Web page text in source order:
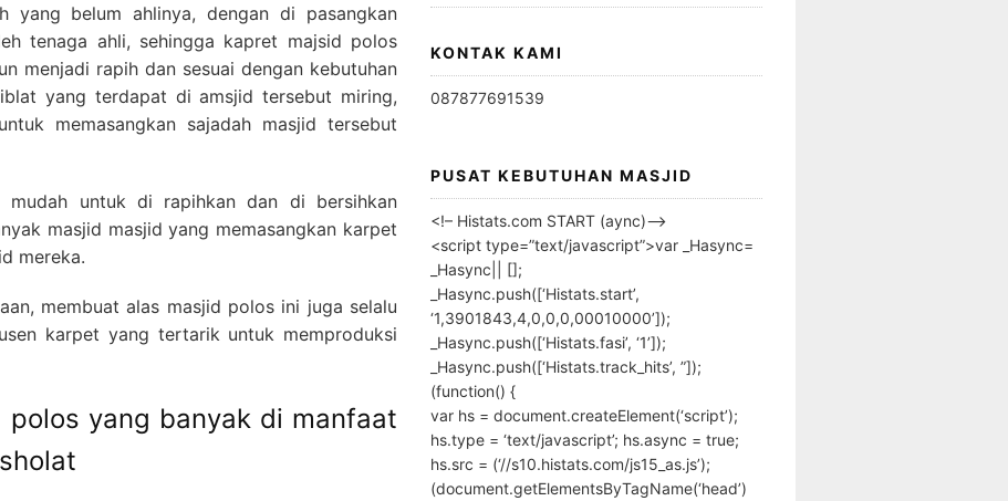
yang belum ahlinya, dengan di pasangkan
tenaga ahli, sehingga kapret majsid polos
menjadi rapih dan sesuai dengan kebutuhan
yang terdapat di amsjid tersebut miring,
memasangkan sajadah masjid tersebut
untuk di rapihkan dan di bersihkan
masjid masjid yang memasangkan karpet
mereka.
membuat alas masjid polos ini juga selalu
karpet yang tertarik untuk memproduksi
yang banyak di manfaat
KONTAK KAMI
087877691539
PUSAT KEBUTUHAN MASJID
<!– Histats.com START (aync)–>
<script type=”text/javascript”>var _Hasync=
_Hasync|| [];
_Hasync.push([‘Histats.start’,
‘1,3901843,4,0,0,0,00010000’]);
_Hasync.push([‘Histats.fasi’, ‘1’]);
_Hasync.push([‘Histats.track_hits’, ”]);
(function() {
var hs = document.createElement(‘script’);
hs.type = ‘text/javascript’; hs.async = true;
hs.src = (‘//s10.histats.com/js15_as.js’);
(document.getElementsByTagName(‘head’)